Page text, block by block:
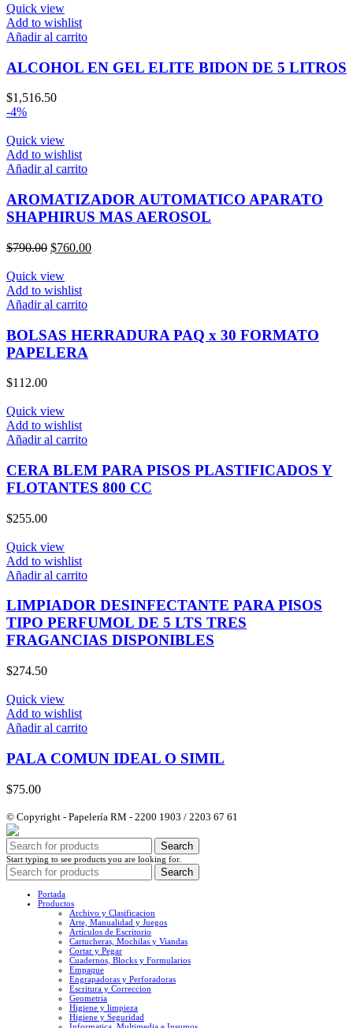
Quick view
Add to wishlist
Añadir al carrito
ALCOHOL EN GEL ELITE BIDON DE 5 LITROS
$1,516.50
-4%
Quick view
Add to wishlist
Añadir al carrito
AROMATIZADOR AUTOMATICO APARATO
SHAPHIRUS MAS AEROSOL
$790.00 El
original
era:
$790.00.
$760.00El
Quick view
Add to wishlist
Añadir al carrito
BOLSAS HERRADURA PAQ x 30 FORMATO
PAPELERA
$112.00
Quick view
Add to wishlist
Añadir al carrito
CERA BLEM PARA PISOS PLASTIFICADOS Y
FLOTANTES 800 CC
$255.00
Quick view
Add to wishlist
Añadir al carrito
LIMPIADOR DESINFECTANTE PARA PISOS
TIPO PERFUMOL DE 5 LTS TRES
FRAGANCIAS DISPONIBLES
$274.50
Quick view
Add to wishlist
Añadir al carrito
PALA COMUN IDEAL O SIMIL
$75.00
© Copyright - Papelería RM - 2200 1903 / 2203 67 61
Search
Start typing to see products you are looking for.
Search
Portada
Productos
Archivo y Clasificacion
Arte, Manualidad y Juegos
Artículos de Escritorio
Cartucheras, Mochilas y Viandas
Cortar y Pegar
Cuadernos, Blocks y Formularios
Empaque
Engrapadoras y Perforadoras
Escritura y Correccion
Geometria
Higiene y limpieza
Higiene y Seguridad